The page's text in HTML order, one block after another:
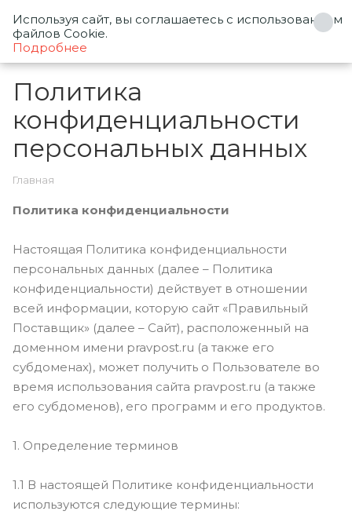
0
Политика
конфиденциальности
персональных данных
Главная
Политика конфиденциальности
Настоящая Политика конфиденциальности
персональных данных (далее – Политика
конфиденциальности) действует в отношении
всей информации, которую сайт «Правильный
Поставщик» (далее – Сайт), расположенный на
доменном имени pravpost.ru (а также его
субдоменах), может получить о Пользователе во
время использования сайта pravpost.ru (а также
его субдоменов), его программ и его продуктов.
1. Определение терминов
1.1 В настоящей Политике конфиденциальности
используются следующие термины:
Используя сайт, вы соглашаетесь с использованием
файлов Cookie.
Подробнее